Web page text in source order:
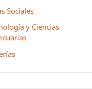
Sociales
y Ciencias